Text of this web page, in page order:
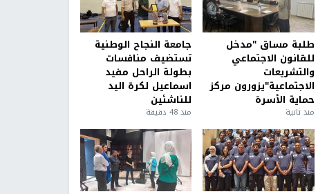
طلبة مساق "مدخل
للقانون الاجتماعي
والتشريعات
الاجتماعية"يزورون مركز
حماية الأسرة
منذ ثانية
جامعة النجاح الوطنية
تستضيف منافسات
بطولة الراحل مفيد
اسماعيل لكرة اليد
للناشئين
منذ 48 دقيقة